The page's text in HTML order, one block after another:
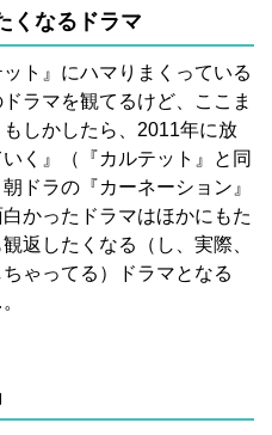
くなるドラマ
ト』にハマりまくっている
ラマを観てるけど、ここま
しかしたら、2011年に放
く』（『カルテット』と同
ドラの『カーネーション』
かったドラマはほかにもた
返したくなる（し、実際、
ゃってる）ドラマとなる